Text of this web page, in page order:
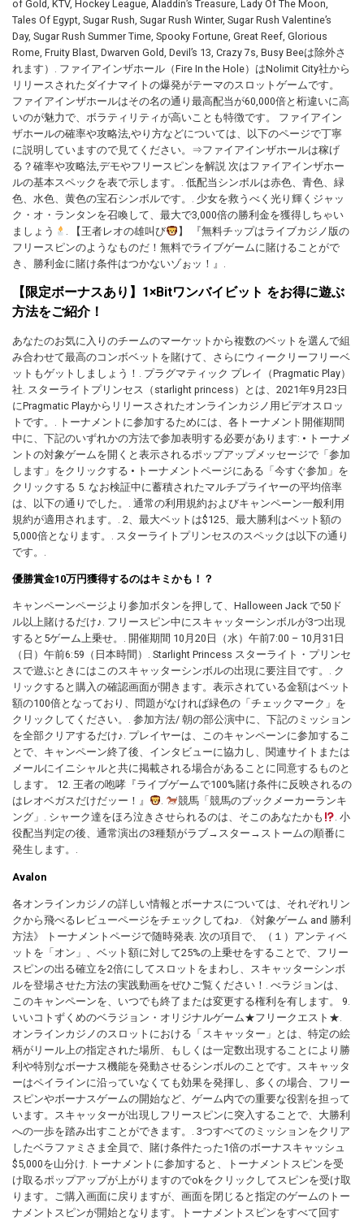
of Gold, KTV, Hockey League, Aladdin’s Treasure, Lady Of The Moon,
Tales Of Egypt, Sugar Rush, Sugar Rush Winter, Sugar Rush Valentine’s
Day, Sugar Rush Summer Time, Spooky Fortune, Great Reef, Glorious
Rome, Fruity Blast, Dwarven Gold, Devil’s 13, Crazy 7s, Busy Beeは除外さ
れます）. ファイアインザホール（Fire In the Hole）はNolimit City社から
リリースされたダイナマイトの爆発がテーマのスロットゲームです。
ファイアインザホールはその名の通り最高配当が60,000倍と桁違いに高
いのが魅力で、ボラティリティが高いことも特徴です。 ファイアイン
ザホールの確率や攻略法,やり方などについては、以下のページで丁寧
に説明していますので見てください。⇒ファイアインザホールは稼げ
る？確率や攻略法,デモやフリースピンを解説 次はファイアインザホー
ルの基本スペックを表で示します。. 低配当シンボルは赤色、青色、緑
色、水色、黄色の宝石シンボルです。. 少女を救うべく光り輝くジャッ
ク・オ・ランタンを召喚して、最大で3,000倍の勝利金を獲得しちゃい
ましょう
. 【王者レオの雄叫び
】 『無料チップはライブカジノ版の
フリースピンのようなものだ！無料でライブゲームに賭けることがで
き、勝利金に賭け条件はつかないゾぉッ！』.
【限定ボーナスあり】1×Bitワンバイビット をお得に遊ぶ
方法をご紹介！
あなたのお気に入りのチームのマーケットから複数のベットを選んで組
み合わせて最高のコンボベットを賭けて、さらにウィークリーフリーベ
ットもゲットしましょう！. プラグマティック プレイ（Pragmatic Play）
社. スターライトプリンセス（starlight princess）とは、2021年9月23日
にPragmatic Playからリリースされたオンラインカジノ用ビデオスロッ
トです。. トーナメントに参加するためには、各トーナメント開催期間
中に、下記のいずれかの方法で参加表明する必要があります: • トーナメ
ントの対象ゲームを開くと表示されるポップアップメッセージで「参加
します」をクリックする • トーナメントページにある「今すぐ参加」を
クリックする 5. なお検証中に蓄積されたマルチプライヤーの平均倍率
は、以下の通りでした。. 通常の利用規約およびキャンペーン一般利用
規約が適用されます。. 2、最大ベットは$125、最大勝利はベット額の
5,000倍となります。. スターライトプリンセスのスペックは以下の通り
です。.
優勝賞金10万円獲得するのはキミかも！？
キャンペーンページより参加ボタンを押して、Halloween Jack で50ド
ル以上賭けるだけ♪. フリースピン中にスキャッターシンボルが3つ出現
すると5ゲーム上乗せ。. 開催期間 10月20日（水）午前7:00 – 10月31日
（日）午前6:59（日本時間）. Starlight Princess スターライト・プリンセ
スで遊ぶときにはこのスキャッターシンボルの出現に要注目です。. ク
リックすると購入の確認画面が開きます。表示されている金額はベット
額の100倍となっており、問題がなければ緑色の「チェックマーク」を
クリックしてください。. 参加方法/ 朝の部公演中に、下記のミッション
を全部クリアするだけ♪. プレイヤーは、このキャンペーンに参加するこ
とで、キャンペーン終了後、インタビューに協力し、関連サイトまたは
メールにイニシャルと共に掲載される場合があることに同意するものと
します。 12. 王者の咆哮『ライブゲームで100%賭け条件に反映されるの
はレオベガスだけだッー！』
.
競馬「競馬のブックメーカーランキ
ング」. シャーク達をほろ泣きさせられるのは、そこのあなたかも
. 小
役配当判定の後、通常演出の3種類がラブ→スター→ストームの順番に
発生します。.
Avalon
各オンラインカジノの詳しい情報とボーナスについては、それぞれリン
クから飛べるレビューページをチェックしてね♪. 《対象ゲーム and 勝利
方法》 トーナメントページで随時発表. 次の項目で、（１）アンティベ
ットを「オン」、ベット額に対して25%の上乗せをすることで、フリー
スピンの出る確立を2倍にしてスロットをまわし、スキャッターシンボ
ルを登場させた方法の実践動画をぜひご覧ください！. べラジョンは、
このキャンペーンを、いつでも終了または変更する権利を有します。 9.
いいコトずくめのベラジョン・オリジナルゲーム★フリークエスト★.
オンラインカジノのスロットにおける「スキャッター」とは、特定の絵
柄がリール上の指定された場所、もしくは一定数出現することにより勝
利や特別なボーナス機能を発動させるシンボルのことです。スキャッタ
ーはペイラインに沿っていなくても効果を発揮し、多くの場合、フリー
スピンやボーナスゲームの開始など、ゲーム内での重要な役割を担って
います。スキャッターが出現しフリースピンに突入することで、大勝利
への一歩を踏み出すことができます。. 3つすべてのミッションをクリア
したベラファミさま全員で、賭け条件たった1倍のボーナスキャッシュ
$5,000を山分け. トーナメントに参加すると、トーナメントスピンを受
け取るポップアップが上がりますのでokをクリックしてスピンを受け取
ります。ご購入画面に戻りますが、画面を閉じると指定のゲームのトー
ナメントスピンが開始となります。トーナメントスピンをすべて回す